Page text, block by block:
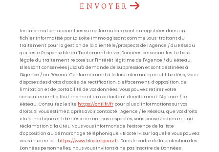
ENVOYER
Les informations recueillies sur ce formulaire sont enregistrées dans un
fichier informatisé par La Boite Immo agissant comme Sous-traitant du
traitement pour la gestion de la clientèle/prospects de l'Agence / du Réseau
qui reste Responsable du Traitement de vos Données personnelles. La base
légale du traitement repose sur l'intérêt légitime de l'Agence / du Réseau.
Elles sont conservées jusqu'à demande de suppression et sont destinées à
l'Agence / au Réseau. Conformément à la loi « informatique et libertés », vous
disposez des droits d’accès, de rectification, d’effacement, d’opposition, de
limitation et de portabilité de vos données. Vous pouvez retirer votre
consentement à tout moment en contactant directement l’Agence / Le
Réseau. Consultez le site https://cnil.fr/fr pour plus d’informations sur vos
droits. Si vous estimez, après avoir contacté l'Agence / le Réseau, que vos droits
« Informatique et Libertés » ne sont pas respectés, vous pouvez adresser une
réclamation à la CNIL. Nous vous informons de l’existence de la liste
d'opposition au démarchage téléphonique « Bloctel », sur laquelle vous pouvez
vous inscrire ici : https://www.bloctel.gouv.fr. Dans le cadre de la protection des
Données personnelles, nous vous invitons à ne pas inscrire de Données